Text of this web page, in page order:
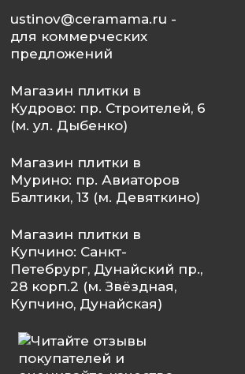
ustinov@ceramama.ru -
для коммерческих
предложений
Магазин плитки в
Кудрово: пр. Строителей, 6
(м. ул. Дыбенко)
Магазин плитки в
Мурино: пр. Авиаторов
Балтики, 13 (м. Девяткино)
Магазин плитки в
Купчино: Санкт-
Петебрург, Дунайский пр.,
28 корп.2 (м. Звёздная,
Купчино, Дунайская)